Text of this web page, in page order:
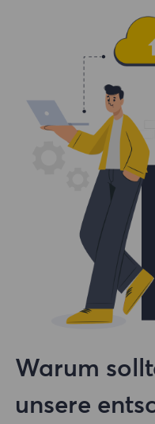
Warum
unsere